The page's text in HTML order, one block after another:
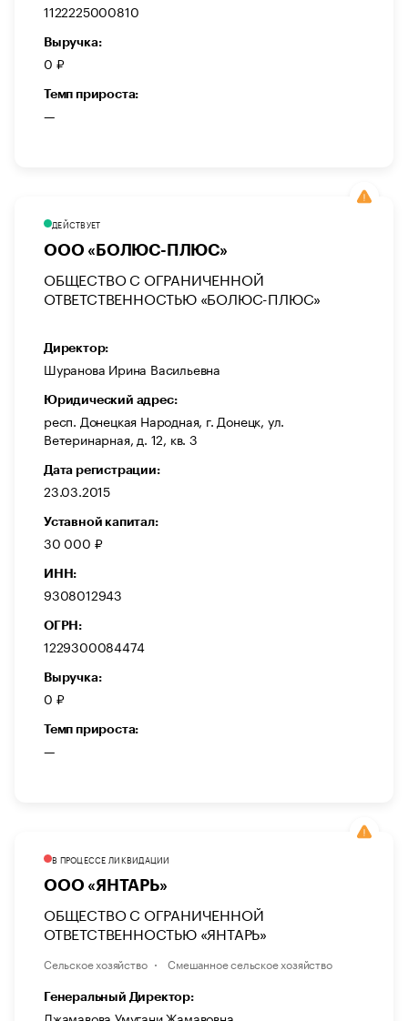
1122225000810
Выручка:
0 ₽
Темп прироста:
—
ДЕЙСТВУЕТ
ООО «БОЛЮС-ПЛЮС»
ОБЩЕСТВО С ОГРАНИЧЕННОЙ
ОТВЕТСТВЕННОСТЬЮ «БОЛЮС-ПЛЮС»
Директор:
Шуранова Ирина Васильевна
Юридический адрес:
респ. Донецкая Народная, г. Донецк, ул.
Ветеринарная, д. 12, кв. 3
Дата регистрации:
23.03.2015
Уставной капитал:
30 000 ₽
ИНН:
9308012943
ОГРН:
1229300084474
Выручка:
0 ₽
Темп прироста:
—
В ПРОЦЕССЕ ЛИКВИДАЦИИ
ООО «ЯНТАРЬ»
ОБЩЕСТВО С ОГРАНИЧЕННОЙ
ОТВЕТСТВЕННОСТЬЮ «ЯНТАРЬ»
Сельское хозяйство Смешанное сельское хозяйство
Генеральный Директор:
Джамавова Умугани Жамавовна